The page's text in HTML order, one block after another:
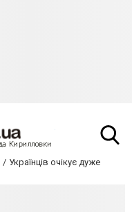
Українців очікує дуже